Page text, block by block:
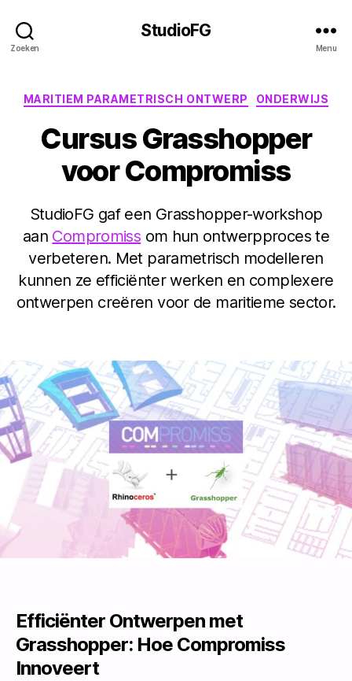
Zoeken
StudioFG
Menu
Categorieën
MARITIEM PARAMETRISCH ONTWERP ONDERWIJS
Cursus Grasshopper
voor Compromiss
StudioFG gaf een Grasshopper-workshop
aan Compromiss om hun ontwerpproces te
verbeteren. Met parametrisch modelleren
kunnen ze efficiënter werken en complexere
ontwerpen creëren voor de maritieme sector.
Efficiënter Ontwerpen met
Grasshopper: Hoe Compromiss
Innoveert